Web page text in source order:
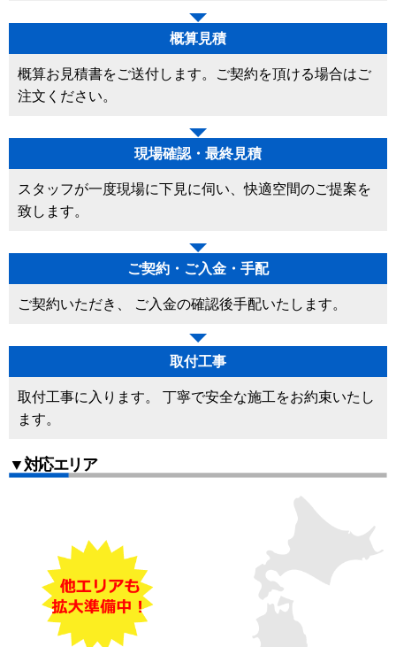
概算見積
概算お見積書をご送付します。ご契約を頂ける場合はご
注文ください。
現場確認・最終見積
スタッフが一度現場に下見に伺い、快適空間のご提案を
致します。
ご契約・ご入金・手配
ご契約いただき、 ご入金の確認後手配いたします。
取付工事
取付工事に入ります。 丁寧で安全な施工をお約束いたし
ます。
▼対応エリア